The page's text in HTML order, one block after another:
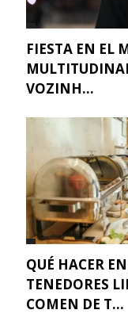
FIESTA EN EL
VOZINH...
QUÉ HACER
TENEDORES
COMEN DE T...